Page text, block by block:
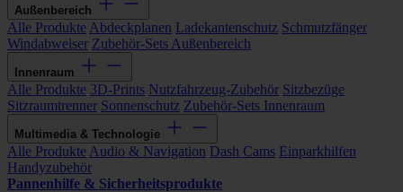
Außenbereich
Alle Produkte Abdeckplanen Ladekantenschutz Schmutzfänger
Windabweiser Zubehör-Sets Außenbereich
Innenraum
Alle Produkte 3D-Prints Nutzfahrzeug-Zubehör Sitzbezüge
Sitzraumtrenner Sonnenschutz Zubehör-Sets Innenraum
Multimedia & Technologie
Alle Produkte Audio & Navigation Dash Cams Einparkhilfen
Handyzubehör
Pannenhilfe & Sicherheitsprodukte